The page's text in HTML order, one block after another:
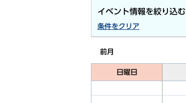
イベント情報を絞り込む
条件をクリア
前月
日曜日